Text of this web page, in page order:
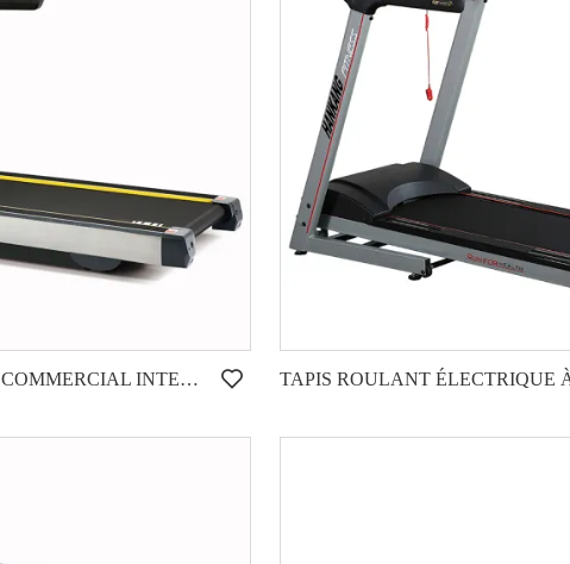
HC-6000 TAPIS ROULANT COMMERCIAL INTENSIF